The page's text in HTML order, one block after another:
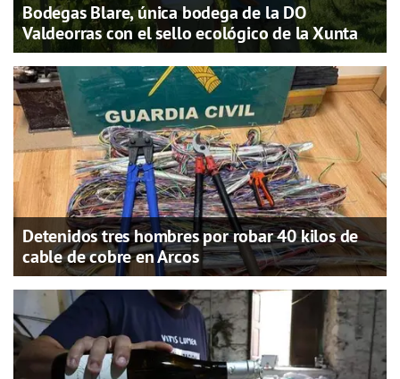
Bodegas Blare, única bodega de la DO
Valdeorras con el sello ecológico de la Xunta
Detenidos tres hombres por robar 40 kilos de
cable de cobre en Arcos